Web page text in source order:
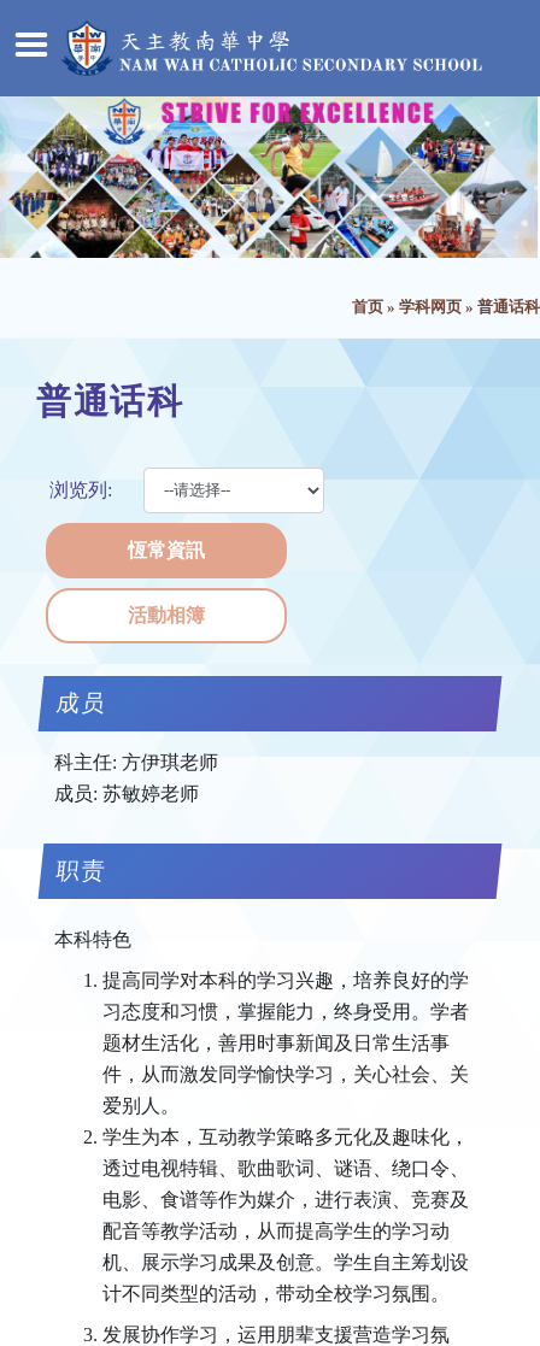
首页 » 学科网页 » 普通话科
普通话科
浏览列:
恆常資訊
活動相簿
成员
科主任: 方伊琪老师
成员: 苏敏婷老师
职责
本科特色
提高同学对本科的学习兴趣，培养良好的学
习态度和习惯，掌握能力，终身受用。学者
题材生活化，善用时事新闻及日常生活事
件，从而激发同学愉快学习，关心社会、关
爱别人。
学生为本，互动教学策略多元化及趣味化，
透过电视特辑、歌曲歌词、谜语、绕口令、
电影、食谱等作为媒介，进行表演、竞赛及
配音等教学活动，从而提高学生的学习动
机、展示学习成果及创意。学生自主筹划设
计不同类型的活动，带动全校学习氛围。
发展协作学习，运用朋辈支援营造学习氛